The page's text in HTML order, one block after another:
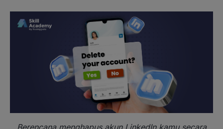
Berencana menghapus akun LinkedIn kamu secara